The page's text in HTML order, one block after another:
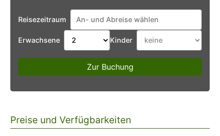
Reisezeitraum
Erwachsene Kinder
Zur Buchung
Preise und Verfügbarkeiten